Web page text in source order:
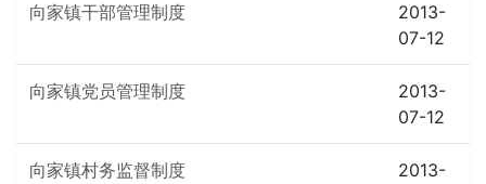
向家镇干部管理制度
2013-
07-12
向家镇党员管理制度
2013-
07-12
向家镇村务监督制度
2013-